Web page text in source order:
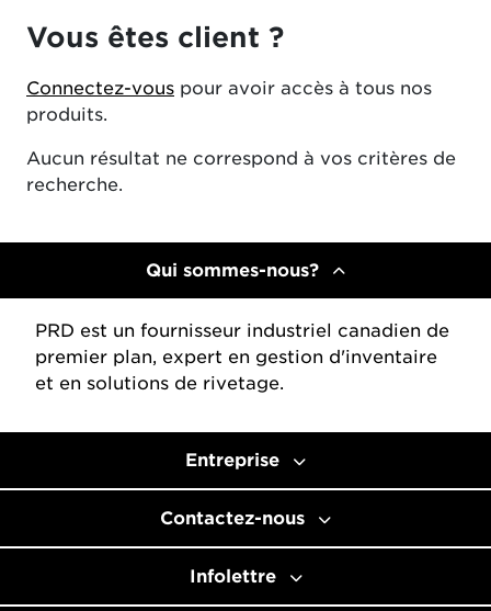
Vous êtes client ?
Connectez-vous pour avoir accès à tous nos
produits.
Aucun résultat ne correspond à vos critères de
recherche.
Qui sommes-nous?
PRD est un fournisseur industriel canadien de
premier plan, expert en gestion d'inventaire
et en solutions de rivetage.
Entreprise
Contactez-nous
Infolettre